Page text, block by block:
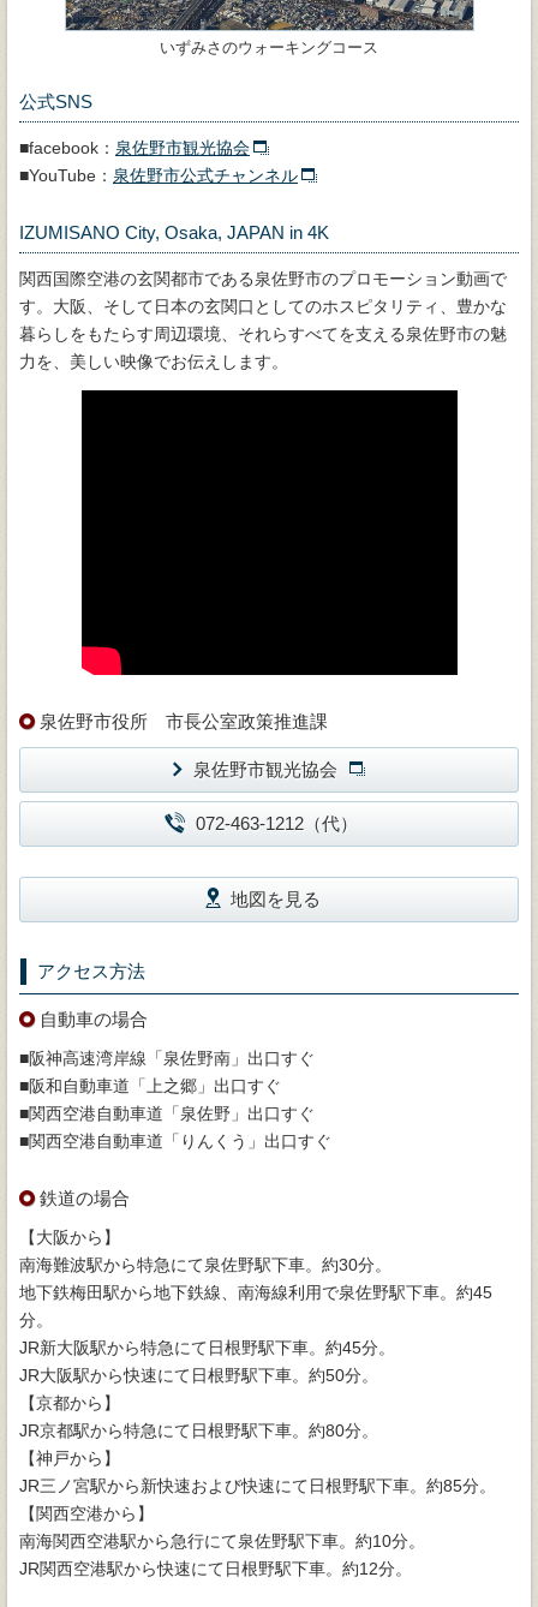
いずみさのウォーキングコース
公式SNS
■facebook： 泉佐野市観光協会
■YouTube： 泉佐野市公式チャンネル
IZUMISANO City, Osaka, JAPAN in 4K
関西国際空港の玄関都市である泉佐野市のプロモーション動画で
す。大阪、そして日本の玄関口としてのホスピタリティ、豊かな
暮らしをもたらす周辺環境、それらすべてを支える泉佐野市の魅
力を、美しい映像でお伝えします。
泉佐野市役所 市長公室政策推進課
泉佐野市観光協会
072-463-1212（代）
地図を見る
アクセス方法
自動車の場合
■阪神高速湾岸線「泉佐野南」出口すぐ
■阪和自動車道「上之郷」出口すぐ
■関西空港自動車道「泉佐野」出口すぐ
■関西空港自動車道「りんくう」出口すぐ
鉄道の場合
【大阪から】
南海難波駅から特急にて泉佐野駅下車。約30分。
地下鉄梅田駅から地下鉄線、南海線利用で泉佐野駅下車。約45
分。
JR新大阪駅から特急にて日根野駅下車。約45分。
JR大阪駅から快速にて日根野駅下車。約50分。
【京都から】
JR京都駅から特急にて日根野駅下車。約80分。
【神戸から】
JR三ノ宮駅から新快速および快速にて日根野駅下車。約85分。
【関西空港から】
南海関西空港駅から急行にて泉佐野駅下車。約10分。
JR関西空港駅から快速にて日根野駅下車。約12分。